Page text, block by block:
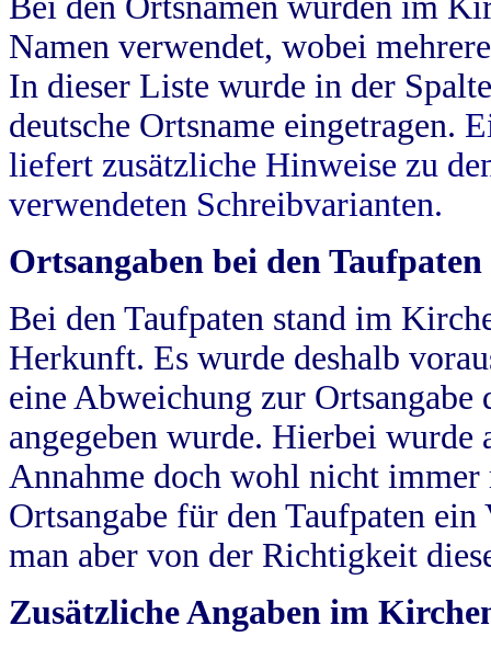
Namen verwendet, wobei
In dieser Liste wurde in der
deutsche Ortsname eingetragen.
liefert zusätzliche Hinweise zu
verwendeten Schreibvarianten.
Ortsangaben bei den Taufpaten
Bei den Taufpaten stand im
Herkunft. Es wurde deshalb
eine Abweichung zur
angegeben wurde. Hierbei wurde
Annahme doch wohl nicht
Ortsangabe für den Taufpaten
man aber von der Richtigkeit
Zusätzliche Angaben im